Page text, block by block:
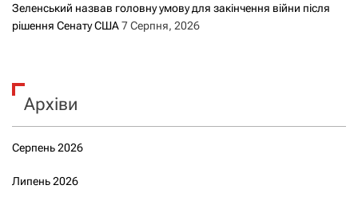
Зеленський назвав головну умову для закінчення війни після
рішення Сенату США7 Серпня, 2026
Архіви
Серпень 2026
Липень 2026